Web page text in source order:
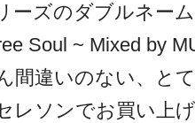
ーズのダブルネー
Soul ~ Mixed by
間違いのない、と
レソンでお買い上